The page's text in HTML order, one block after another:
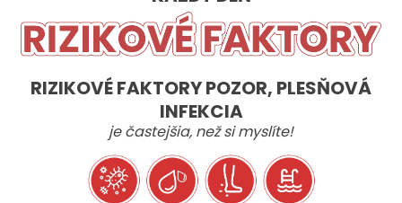
RIZIKOVÉ FAKTORY POZOR, PLESŇOVÁ
INFEKCIA
je častejšia, než si myslíte!